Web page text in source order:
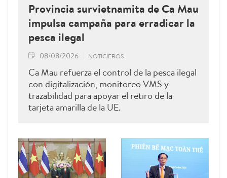
Provincia survietnamita de Ca Mau
impulsa campaña para erradicar la
pesca ilegal
08/08/2026 NOTICIEROS
Ca Mau refuerza el control de la pesca ilegal
con digitalización, monitoreo VMS y
trazabilidad para apoyar el retiro de la
tarjeta amarilla de la UE.